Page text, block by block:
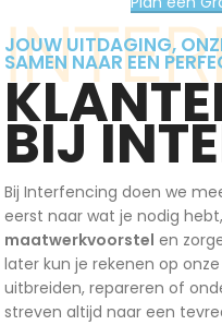
JOUW UITDAGING,
SAMEN NAAR EEN
BIJ
Bij Interfencing doen we
eerst naar wat je nodig
maatwerkvoorstel en
later kun je rekenen op onze
uitbreiden, repareren of
streven altijd naar een